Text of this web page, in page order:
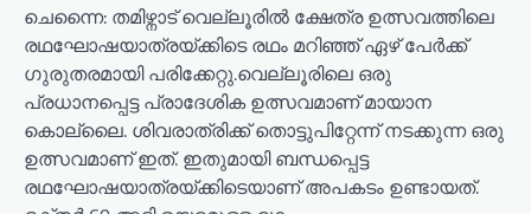
ചെന്നൈ: തമിഴ്നാട് വെല്ലൂരിൽ ക്ഷേത്ര ഉത്സവത്തിലെ
രഥഘോഷയാത്രയ്ക്കിടെ രഥം മറിഞ്ഞ് ഏഴ് പേർക്ക് ​
ഗുരുതരമായി പരിക്കേറ്റു.വെല്ലൂരിലെ ഒരു
പ്രധാനപ്പെട്ട പ്രാദേശിക ഉത്സവമാണ് മായാന
കൊല്ലൈ. ശിവരാത്രിക്ക് തൊട്ടുപിറ്റേന്ന് നടക്കുന്ന ഒരു
ഉത്സവമാണ് ഇത്. ഇതുമായി ബന്ധപ്പെട്ട
രഥഘോഷയാത്രയ്ക്കിടെയാണ് അപകടം ഉണ്ടായത്.